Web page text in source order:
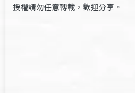
授權請勿任意轉載，歡迎分享。